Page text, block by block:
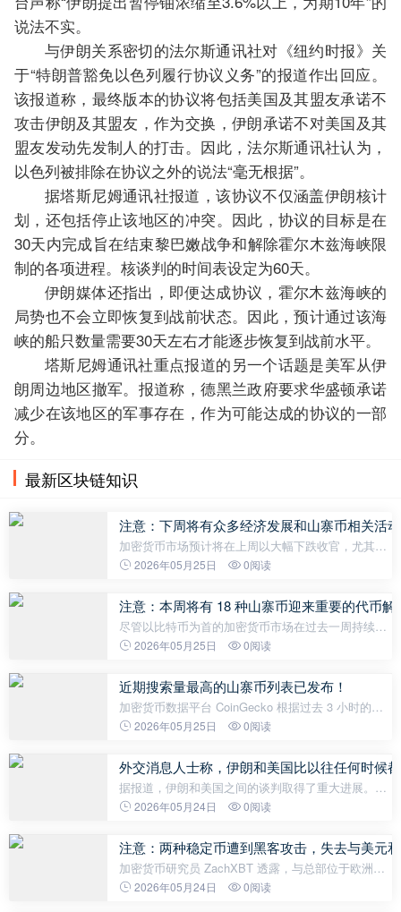
说法不实。
与伊朗关系密切的法尔斯通讯社对《纽约时报》关
于“特朗普豁免以色列履行协议义务”的报道作出回应。
该报道称，最终版本的协议将包括美国及其盟友承诺不
攻击伊朗及其盟友，作为交换，伊朗承诺不对美国及其
盟友发动先发制人的打击。因此，法尔斯通讯社认为，
以色列被排除在协议之外的说法“毫无根据”。
据塔斯尼姆通讯社报道，该协议不仅涵盖伊朗核计
划，还包括停止该地区的冲突。因此，协议的目标是在
30天内完成旨在结束黎巴嫩战争和解除霍尔木兹海峡限
制的各项进程。核谈判的时间表设定为60天。
伊朗媒体还指出，即便达成协议，霍尔木兹海峡的
局势也不会立即恢复到战前状态。因此，预计通过该海
峡的船只数量需要30天左右才能逐步恢复到战前水平。
塔斯尼姆通讯社重点报道的另一个话题是美军从伊
朗周边地区撤军。报道称，德黑兰政府要求华盛顿承诺
减少在该地区的军事存在，作为可能达成的协议的一部
分。
最新区块链知识
注意：下周将有众多经济发展和山寨币相关活
加密货币市场预计将在上周以大幅下跌收官，尤其是
山寨币。即便伊朗与美国达成协议这一令人鼓舞的进
1.8%，而其他加密货币的情况则更
2026年05月25日 0阅读
注意：本周将有 18 种山寨币迎来重要的代币
尽管以比特币为首的加密货币市场在过去一周持续下
跌，但在伊朗和美国之间传出积极消息后，周末出现
目前交易价格为77150美元。追踪
2026年05月25日 0阅读
近期搜索量最高的山寨币列表已发布！
加密货币数据平台 CoinGecko 根据过去 3 小时的用
户搜索数据，分享了其平台上最受欢迎的加密货币。
币，许多不同类别的项目都引起了
2026年05月25日 0阅读
外交消息人士称，伊朗和美国比以往任何时候
据报道，伊朗和美国之间的谈判取得了重大进展。
《金融时报》报道称，双方已非常接近达成一项协
认为，该协议还将为就伊朗核计划进行
2026年05月24日 0阅读
注意：两种稳定币遭到黑客攻击，失去与美元
加密货币研究员 ZachXBT 透露，与总部位于欧洲的
稳定币发行商 StablR 相关的两个智能合约可能已被
2026年05月24日 0阅读